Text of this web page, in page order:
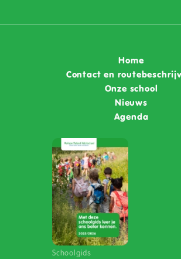
Home
Contact en
Onze school
Nieuws
Agenda
Schoolgids